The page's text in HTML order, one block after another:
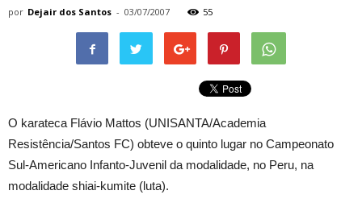
por Dejair dos Santos - 03/07/2007 55
O karateca Flávio Mattos (UNISANTA/Academia
Resistência/Santos FC) obteve o quinto lugar no Campeonato
Sul-Americano Infanto-Juvenil da modalidade, no Peru, na
modalidade shiai-kumite (luta).